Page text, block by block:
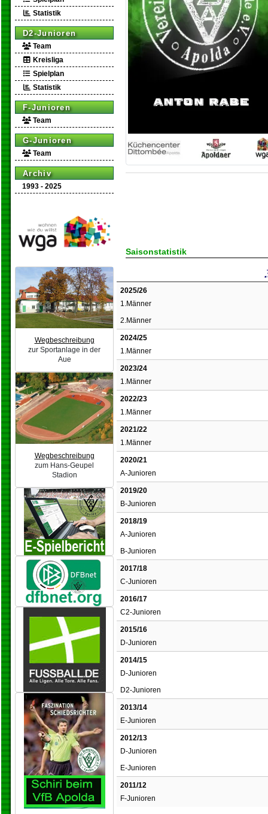
Statistik
D2-Junioren
Team
Kreisliga
Spielplan
Statistik
F-Junioren
Team
G-Junioren
Team
Archiv
1993 - 2025
Wegbeschreibung
zur Sportanlage in der
Aue
Wegbeschreibung
zum Hans-Geupel
Stadion
Saisonstatistik
2025/26
1.Männer
2.Männer
2024/25
1.Männer
2023/24
1.Männer
2022/23
1.Männer
2021/22
1.Männer
2020/21
A-Junioren
2019/20
B-Junioren
2018/19
A-Junioren
B-Junioren
2017/18
C-Junioren
2016/17
C2-Junioren
2015/16
D-Junioren
2014/15
D-Junioren
D2-Junioren
2013/14
E-Junioren
2012/13
D-Junioren
E-Junioren
2011/12
F-Junioren